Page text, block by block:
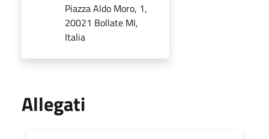
Piazza Aldo Moro, 1,
20021 Bollate MI,
Italia
Allegati